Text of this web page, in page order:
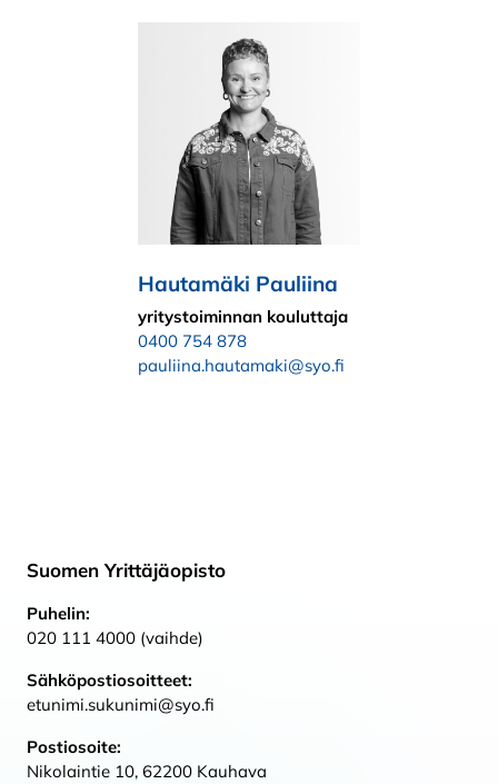
Hautamäki Pauliina
yritystoiminnan kouluttaja
0400 754 878
pauliina.hautamaki@syo.fi
Suomen Yrittäjäopisto
Puhelin:
020 111 4000 (vaihde)
Sähköpostiosoitteet:
etunimi.sukunimi@syo.fi
Postiosoite:
Nikolaintie 10, 62200 Kauhava